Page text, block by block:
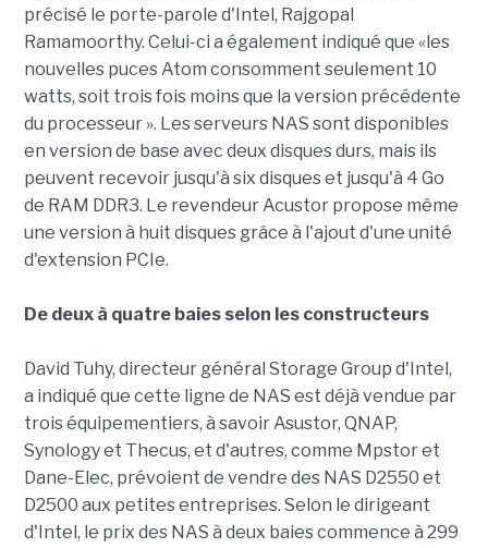
précisé le porte-parole d'Intel, Rajgopal
Ramamoorthy. Celui-ci a également indiqué que «les
nouvelles puces Atom consomment seulement 10
watts, soit trois fois moins que la version précédente
du processeur ». Les serveurs NAS sont disponibles
en version de base avec deux disques durs, mais ils
peuvent recevoir jusqu'à six disques et jusqu'à 4 Go
de RAM DDR3. Le revendeur Acustor propose même
une version à huit disques grâce à l'ajout d'une unité
d'extension PCIe.
De deux à quatre baies selon les constructeurs
David Tuhy, directeur général Storage Group d'Intel,
a indiqué que cette ligne de NAS est déjà vendue par
trois équipementiers, à savoir Asustor, QNAP,
Synology et Thecus, et d'autres, comme Mpstor et
Dane-Elec, prévoient de vendre des NAS D2550 et
D2500 aux petites entreprises. Selon le dirigeant
d'Intel, le prix des NAS à deux baies commence à 299